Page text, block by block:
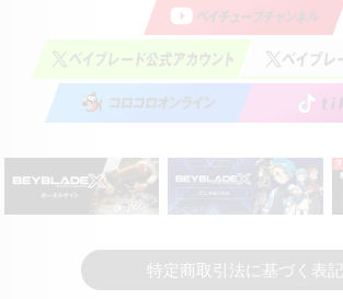
特定商取引法に基づく表記